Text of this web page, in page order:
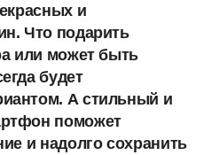
и
Что подарить
или может быть
будет
А стильный и
поможет
и надолго сохранить